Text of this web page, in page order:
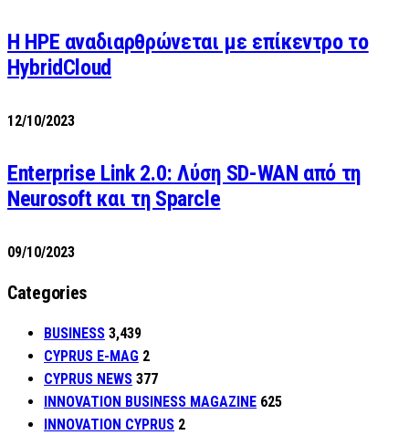
H HPE αναδιαρθρώνεται με επίκεντρο το
HybridCloud
12/10/2023
Enterprise Link 2.0: Λύση SD-WAN από τη
Neurosoft και τη Sparcle
09/10/2023
Categories
BUSINESS 3,439
CYPRUS E-MAG 2
CYPRUS NEWS 377
INNOVATION BUSINESS MAGAZINE 625
INNOVATION CYPRUS 2